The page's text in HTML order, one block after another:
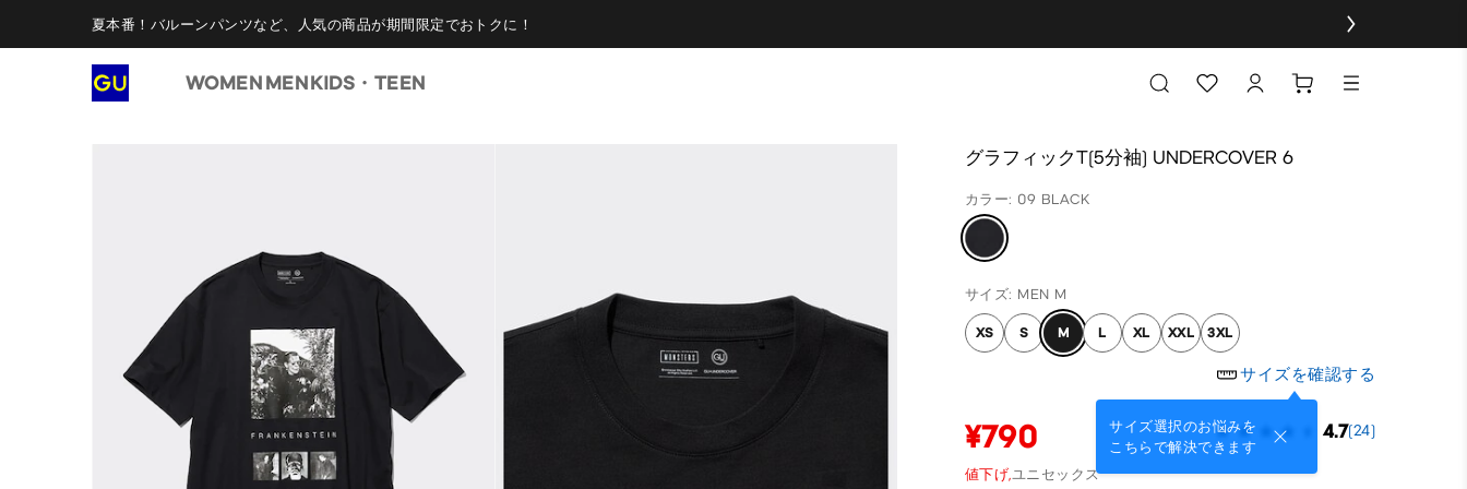
夏本番！バルーンパンツなど、人気の商品が期間限定でおトクに！
WOMEN MENKIDS・TEEN
グラフィックT(5分袖) UNDERCOVER 6
カラー: 09 BLACK
サイズ: MEN M
XS S M L XL XXL 3XL
サイズを確認する
サイズ選択のお悩みを
こちらで解決できます
¥790 4.7(24)
値下げ,ユニセックス